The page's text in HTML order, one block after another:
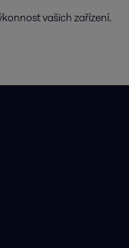
vašich zařízení.